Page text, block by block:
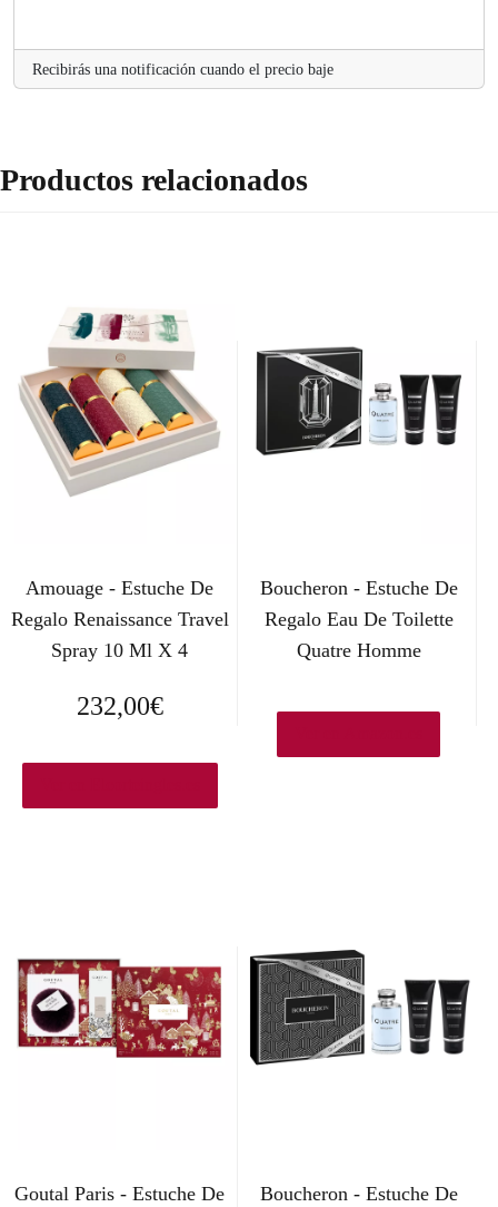
Recibirás una notificación cuando el precio baje
Productos relacionados
Amouage - Estuche De
Regalo Renaissance Travel
Spray 10 Ml X 4
232,00€
Boucheron - Estuche De
Regalo Eau De Toilette
Quatre Homme
Goutal Paris - Estuche De
Boucheron - Estuche De